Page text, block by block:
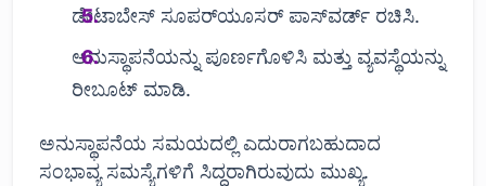
ಡೇಟಾಬೇಸ್ ಸೂಪರ್‌ಯೂಸರ್ ಪಾಸ್‌ವರ್ಡ್ ರಚಿಸಿ.
ಅನುಸ್ಥಾಪನೆಯನ್ನು ಪೂರ್ಣಗೊಳಿಸಿ ಮತ್ತು ವ್ಯವಸ್ಥೆಯನ್ನು
ರೀಬೂಟ್ ಮಾಡಿ.
ಅನುಸ್ಥಾಪನೆಯ ಸಮಯದಲ್ಲಿ ಎದುರಾಗಬಹುದಾದ
ಸಂಭಾವ್ಯ ಸಮಸ್ಯೆಗಳಿಗೆ ಸಿದ್ಧರಾಗಿರುವುದು ಮುಖ್ಯ.